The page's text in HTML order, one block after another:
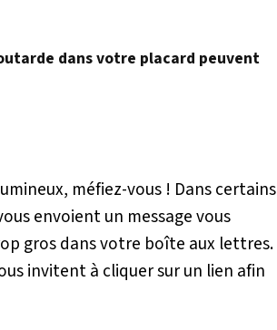
dans votre placard peuvent
méfiez-vous ! Dans certains
envoient un message vous
gros dans votre boîte aux lettres.
invitent à cliquer sur un lien afin